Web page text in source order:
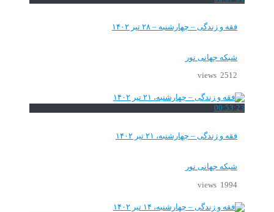
فقه و زندگی – چهارشنبه – ۲۸ تیر ۱۴۰۲
شبکه جهانی نور
2512 views
00:53:23
فقه و زندگی – چهارشنبه، ۲۱ تیر ۱۴۰۲
شبکه جهانی نور
1994 views